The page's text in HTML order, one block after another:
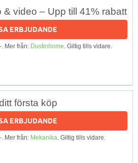
& video – Upp till 41% rabatt
ERBJUDANDE
Mer från: Dustinhome. Giltig tills vidare.
första köp
ERBJUDANDE
Mer från: Mekanika. Giltig tills vidare.